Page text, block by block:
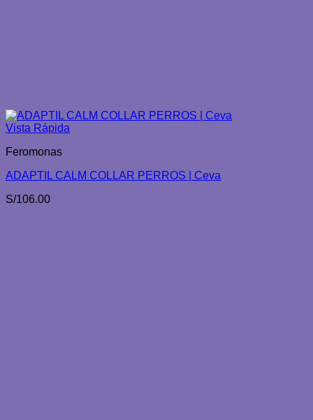
Vista Rápida
Feromonas
ADAPTIL CALM COLLAR PERROS | Ceva
S/106.00